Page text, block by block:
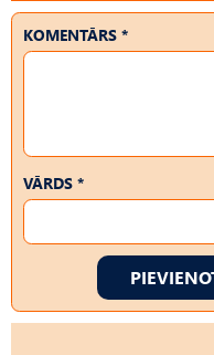
KOMENTĀRS *
VĀRDS *